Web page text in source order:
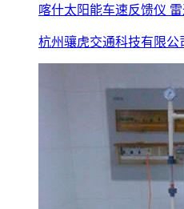
喀什太阳能车速反馈仪
杭州骧虎交通科技有限公